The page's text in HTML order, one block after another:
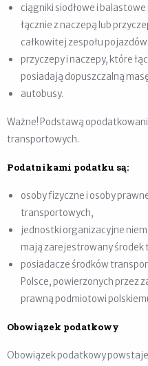
ciągniki siodłowe i
łącznie z naczepą lub
całkowitej zespołu
przyczepy i naczepy, które
posiadają dopuszczalną
autobusy.
Ważne! Podstawą
transportowych.
Podatnikami podatku są:
osoby fizyczne i osoby
transportowych,
jednostki organizacyjne
mają zarejestrowany środek
posiadacze środków
Polsce, powierzonych przez
prawną podmiotowi
Obowiązek podatkowy
Obowiązek podatkowy